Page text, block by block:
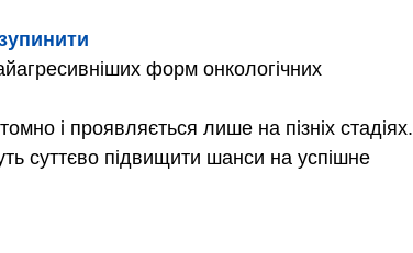
форм онкологічних
і проявляється лише на пізніх стадіях.
суттєво підвищити шанси на успішне